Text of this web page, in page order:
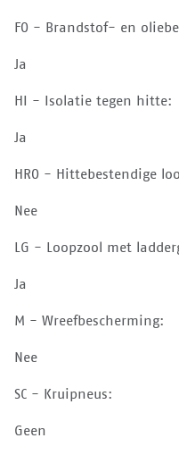
FO - Brandstof- en
Ja
HI - Isolatie tegen hitte:
Ja
HRO - Hittebestendige
Nee
LG - Loopzool met
Ja
M - Wreefbescherming:
Nee
SC - Kruipneus:
Geen